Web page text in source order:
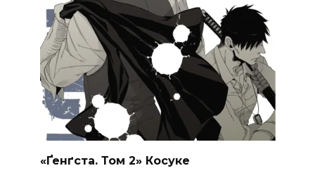
«Ґенґста. Том 2» Косуке